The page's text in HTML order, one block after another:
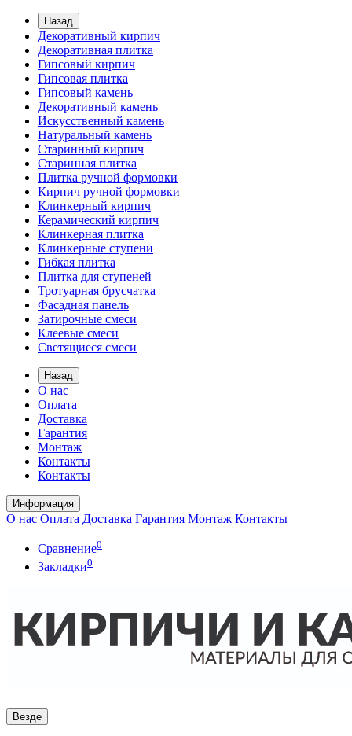
Назад
Декоративный кирпич
Декоративная плитка
Гипсовый кирпич
Гипсовая плитка
Гипсовый камень
Декоративный камень
Искусственный камень
Натуральный камень
Старинный кирпич
Старинная плитка
Плитка ручной формовки
Кирпич ручной формовки
Клинкерный кирпич
Керамический кирпич
Клинкерная плитка
Клинкерные ступени
Гибкая плитка
Плитка для ступеней
Тротуарная брусчатка
Фасадная панель
Затирочные смеси
Клеевые смеси
Светящиеся смеси
Назад
О нас
Оплата
Доставка
Гарантия
Монтаж
Контакты
Контакты
Информация
О нас Оплата Доставка Гарантия Монтаж Контакты
Сравнение0
Закладки0
Везде